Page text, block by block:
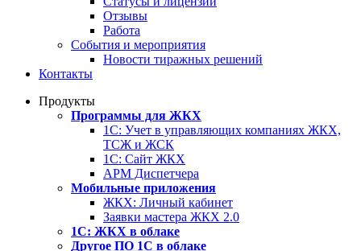
Отзывы
Работа
События и мероприятия
Новости тиражных решений
Контакты
Продукты
Программы для ЖКХ
1С: Учет в управляющих компаниях ЖКХ,
ТСЖ и ЖСК
1С: Сайт ЖКХ
АРМ Диспетчера
Мобильные приложения
ЖКХ: Личный кабинет
Заявки мастера ЖКХ 2.0
1С: ЖКХ в облаке
Другое ПО 1С в облаке